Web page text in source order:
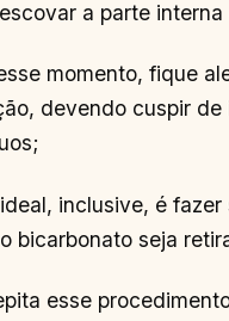
a parte
momento, fique
devendo cuspir
inclusive, é
bicarbonato seja
esse